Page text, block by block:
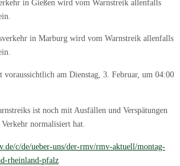
in Gießen wird vom Warnstreik allenfalls
in Marburg wird vom Warnstreik allenfalls
voraussichtlich am Dienstag, 3. Februar, um 04:00
ist noch mit Ausfällen und Verspätungen
normalisiert hat.
c/de/ueber-uns/der-rmv/rmv-aktuell/montag-
rheinland-pfalz